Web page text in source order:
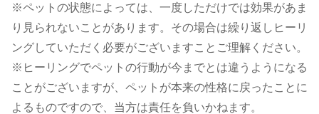
※ペットの状態によっては、一度しただけでは効果があま
り見られないことがあります。その場合は繰り返しヒーリ
ングしていただく必要がございますことご理解ください。
※ヒーリングでペットの行動が今までとは違うようになる
ことがございますが、ペットが本来の性格に戻ったことに
よるものですので、当方は責任を負いかねます。